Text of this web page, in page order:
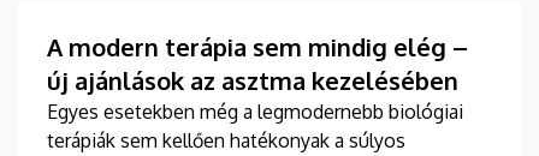
A modern terápia sem mindig elég –
új ajánlások az asztma kezelésében
Egyes esetekben még a legmodernebb biológiai
terápiák sem kellően hatékonyak a súlyos